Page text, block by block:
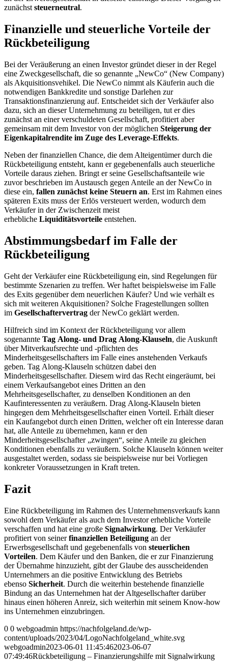
zunächst steuerneutral.
Finanzielle und steuerliche Vorteile der
Rückbeteiligung
Bei der Veräußerung an einen Investor gründet dieser in der Regel
eine Zweckgesellschaft, die so genannte „NewCo“ (New Company)
als Akquisitionsvehikel. Die NewCo nimmt als Käuferin auch die
notwendigen Bankkredite und sonstige Darlehen zur
Transaktionsfinanzierung auf. Entscheidet sich der Verkäufer also
dazu, sich an dieser Unternehmung zu beteiligen, tut er dies
zunächst an einer verschuldeten Gesellschaft, profitiert aber
gemeinsam mit dem Investor von der möglichen Steigerung der
Eigenkapitalrendite im Zuge des Leverage-Effekts.
Neben der finanziellen Chance, die dem Alteigentümer durch die
Rückbeteiligung entsteht, kann er gegebenenfalls auch steuerliche
Vorteile daraus ziehen. Bringt er seine Gesellschaftsanteile wie
zuvor beschrieben im Austausch gegen Anteile an der NewCo in
diese ein, fallen zunächst keine Steuern an. Erst im Rahmen eines
späteren Exits muss der Erlös versteuert werden, wodurch dem
Verkäufer in der Zwischenzeit meist
erhebliche Liquiditätsvorteile entstehen.
Abstimmungsbedarf im Falle der
Rückbeteiligung
Geht der Verkäufer eine Rückbeteiligung ein, sind Regelungen für
bestimmte Szenarien zu treffen. Wer haftet beispielsweise im Falle
des Exits gegenüber dem neuerlichen Käufer? Und wie verhält es
sich mit weiteren Akquisitionen? Solche Fragestellungen sollten
im Gesellschaftervertrag der NewCo geklärt werden.
Hilfreich sind im Kontext der Rückbeteiligung vor allem
sogenannte Tag Along- und Drag Along-Klauseln, die Auskunft
über Mitverkaufsrechte und -pflichten des
Minderheitsgesellschafters im Falle eines anstehenden Verkaufs
geben. Tag Along-Klauseln schützen dabei den
Minderheitsgesellschafter. Diesem wird das Recht eingeräumt, bei
einem Verkaufsangebot eines Dritten an den
Mehrheitsgesellschafter, zu denselben Konditionen an den
Kaufinteressenten zu veräußern. Drag Along-Klauseln bieten
hingegen dem Mehrheitsgesellschafter einen Vorteil. Erhält dieser
ein Kaufangebot durch einen Dritten, welcher oft ein Interesse daran
hat, alle Anteile zu übernehmen, kann er den
Minderheitsgesellschafter „zwingen“, seine Anteile zu gleichen
Konditionen ebenfalls zu veräußern. Solche Klauseln können weiter
ausgestaltet werden, sodass sie beispielsweise nur bei Vorliegen
konkreter Voraussetzungen in Kraft treten.
Fazit
Eine Rückbeteiligung im Rahmen des Unternehmensverkaufs kann
sowohl dem Verkäufer als auch dem Investor erhebliche Vorteile
verschaffen und hat eine große Signalwirkung. Der Verkäufer
profitiert von seinerfinanziellen Beteiligung an der
Erwerbsgesellschaft und gegebenenfalls von steuerlichen
Vorteilen. Dem Käufer und den Banken, die er zur Finanzierung
der Übernahme hinzuzieht, gibt der Glaube des ausscheidenden
Unternehmers an die positive Entwicklung des Betriebs
ebenso Sicherheit. Durch die weiterhin bestehende finanzielle
Bindung an das Unternehmen hat der Altgesellschafter darüber
hinaus einen höheren Anreiz, sich weiterhin mit seinem Know-how
ins Unternehmen einzubringen.
0 0 webgoadmin https://nachfolgeland.de/wp-
content/uploads/2023/04/LogoNachfolgeland_white.svg
webgoadmin2023-06-01 11:45:462023-06-07
07:49:46Rückbeteiligung – Finanzierungshilfe mit Signalwirkung